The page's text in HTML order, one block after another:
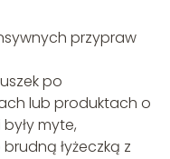
przypraw
po
lub produktach o
myte,
łyżeczką z